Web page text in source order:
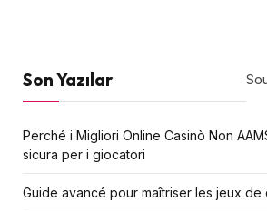
Son Yazılar
Perché i Migliori Online Casinò Non
sicura per i giocatori
Guide avancé pour maîtriser les jeux de